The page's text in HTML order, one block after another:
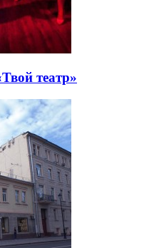
театр»